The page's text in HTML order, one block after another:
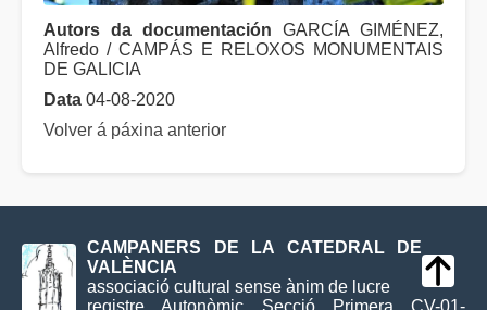
Autors da documentación GARCÍA GIMÉNEZ,
Alfredo / CAMPÁS E RELOXOS MONUMENTAIS
DE GALICIA
Data 04-08-2020
Volver á páxina anterior
CAMPANERS DE LA CATEDRAL DE
VALÈNCIA
associació cultural sense ànim de lucre